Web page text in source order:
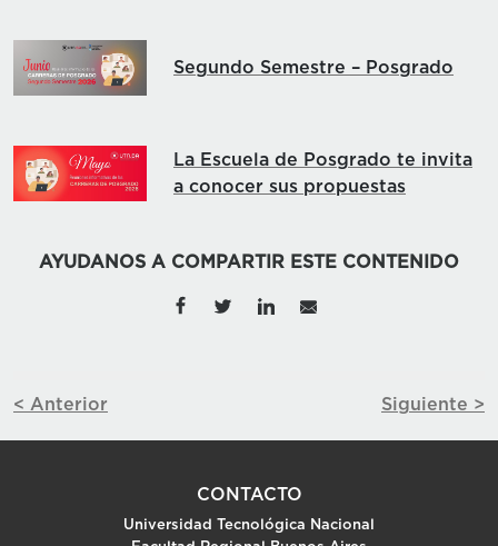
Segundo Semestre – Posgrado
La Escuela de Posgrado te invita
a conocer sus propuestas
AYUDANOS A COMPARTIR ESTE CONTENIDO
< Anterior Siguiente >
CONTACTO
Universidad Tecnológica Nacional